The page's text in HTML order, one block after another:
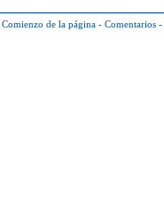
Comienzo de la página - Comentarios -